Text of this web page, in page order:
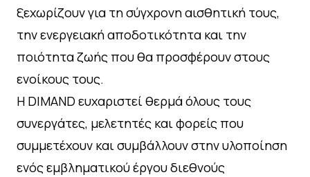
ξεχωρίζουν για τη σύγχρονη αισθητική τους,
την ενεργειακή αποδοτικότητα και την
ποιότητα ζωής που θα προσφέρουν στους
ενοίκους τους.
Η DIMAND ευχαριστεί θερμά όλους τους
συνεργάτες, μελετητές και φορείς που
συμμετέχουν και συμβάλλουν στην υλοποίηση
ενός εμβληματικού έργου διεθνούς